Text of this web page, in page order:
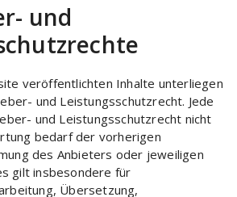
und
veröffentlichten Inhalte unterliegen
und Leistungsschutzrecht. Jede
und Leistungsschutzrecht nicht
bedarf der vorherigen
des Anbieters oder jeweiligen
gilt insbesondere für
Übersetzung,